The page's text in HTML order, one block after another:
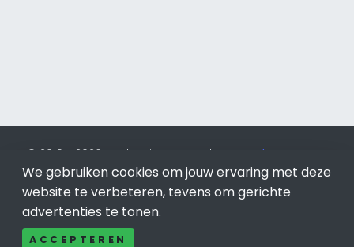
© 2019 - 2026 Realisatie en SEO door SEO-bureau
Lion
Internet. Betaal alleen voor bewezen resultaten?SEO
optimalisatie No Cure No Pay.Groningenis onderdeel van
Lion Internet.
We gebruiken cookies om jouw ervaring met deze
website te verbeteren, tevens om gerichte
advertenties te tonen.
ACCEPTEREN